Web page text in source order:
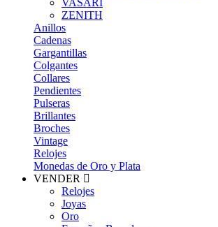
VASARI
ZENITH
Anillos
Cadenas
Gargantillas
Colgantes
Collares
Pendientes
Pulseras
Brillantes
Broches
Vintage
Relojes
Monedas de Oro y Plata
VENDER
Relojes
Joyas
Oro